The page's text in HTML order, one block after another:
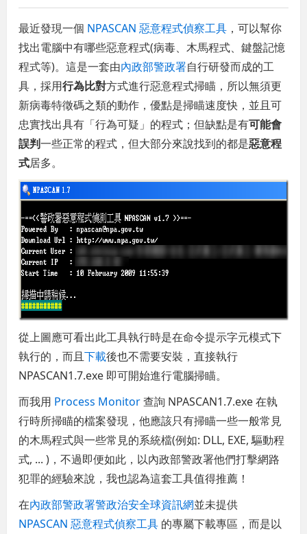
最近發現一個 NPASCAN 惡意程式偵察工具 ，可以幫你
找出電腦中有哪些惡意程式(病毒、木馬程式、鍵盤記憶
程式等)。這是一套由內政部警政署自行研發而成的工
具，採用行為比對方式進行惡意程式掃瞄，所以無須更
新病毒特徵碼之類的動作，優點是掃瞄速度快，並且可
忠實找出具有「行為可疑」的程式；但缺點是有可能會
誤判一些正常的程式，但大部分來說找到的都是惡意程
式居多。
從上圖應可看出此工具執行時是在命令提示字元模式下
執行的，而且下載後也不需要安裝，直接執行
NPASCAN1.7.exe 即可開始進行電腦掃瞄。
而我用 Process Monitor查詢 NPASCAN1.7.exe 在執
行時所掃瞄的檔案發現，他應該只有掃瞄一些一般常見
的木馬程式與一些常見的系統檔(例如: DLL, EXE, 驅動程
式, ... )，不過即便如此，以內政部警政署他們打擊網路
犯罪的經驗來說，我也認為這套工具值得推薦！
在內政部警政署警政治安全球資訊網並未提供
NPASCAN 惡意程式偵察工具 的專屬下載專區，而是以